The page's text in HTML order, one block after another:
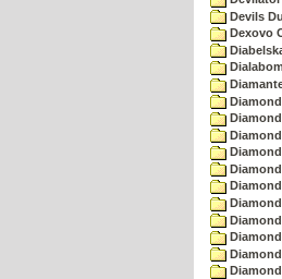
Devils
Dexovo